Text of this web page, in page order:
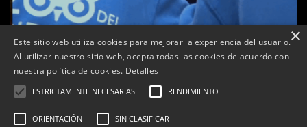
Tàrrega celebra la 25a Fira del Medi Ambient
Per Tàrrega Televisió 18, octubre, 2025 - 12:26
×
Este sitio web utiliza cookies para mejorar la experiencia del usuario.
Al utilizar nuestro sitio web, acepta todas las cookies de acuerdo con
nuestra política de cookies. Detalles
ESTRICTAMENTE NECESARIAS RENDIMIENTO
ORIENTACIÓN SIN CLASIFICAR